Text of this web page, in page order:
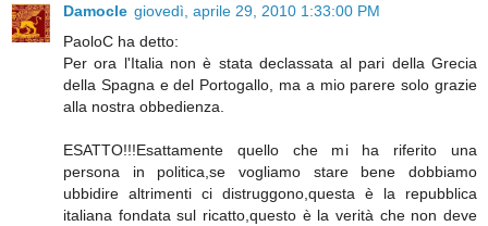
Damocle giovedì, aprile 29, 2010 1:33:00 PM
PaoloC ha detto:
Per ora l'Italia non è stata declassata al pari della Grecia
della Spagna e del Portogallo, ma a mio parere solo grazie
alla nostra obbedienza.
ESATTO!!!Esattamente quello che mi ha riferito una
persona in politica,se vogliamo stare bene dobbiamo
ubbidire altrimenti ci distruggono,questa è la repubblica
italiana fondata sul ricatto,questo è la verità che non deve